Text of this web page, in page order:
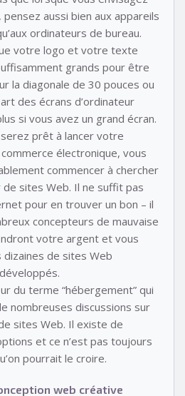
pensez aussi bien aux appareils
ordinateurs de bureau.
votre logo et votre texte
grands pour être
la diagonale de 30 pouces ou
des écrans d’ordinateur
si vous avez un grand écran.
prêt à lancer votre
électronique, vous
commencer à chercher
de sites Web. Il ne suffit pas
pour en trouver un bon – il
concepteurs de mauvaise
votre argent et vous
de sites Web
du terme “hébergement” qui
nombreuses discussions sur
sites Web. Il existe de
et ce n’est pas toujours
pourrait le croire.
web créative